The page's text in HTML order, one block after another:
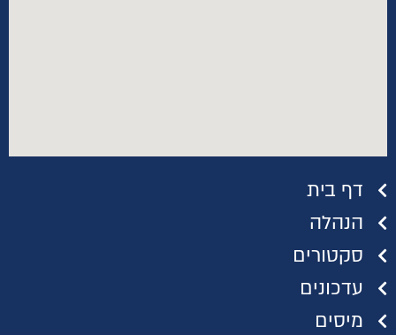
דף בית
הנהלה
סקטורים
עדכונים
מיסים